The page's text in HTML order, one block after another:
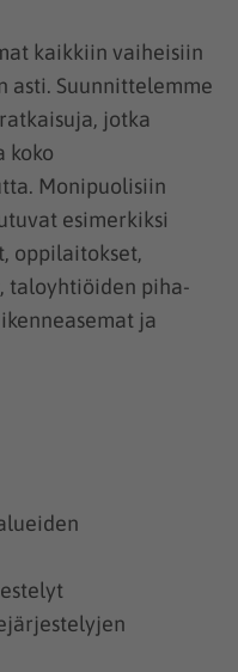
kaikkiin vaiheisiin
asti. Suunnittelemme
jotka
koko
Monipuolisiin
esimerkiksi
oppilaitokset,
taloyhtiöiden piha-
ja